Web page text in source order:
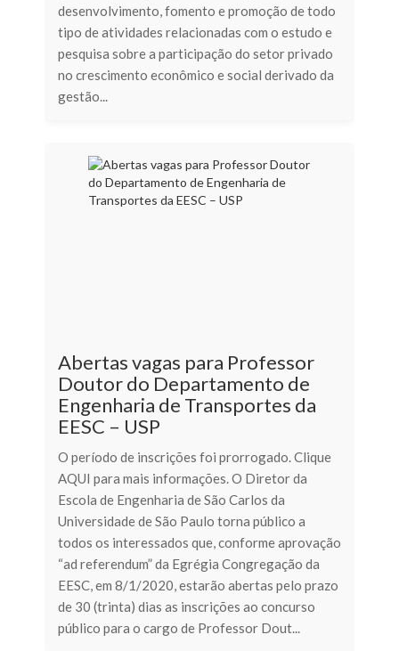
desenvolvimento, fomento e promoção de todo
tipo de atividades relacionadas com o estudo e
pesquisa sobre a participação do setor privado
no crescimento econômico e social derivado da
gestão...
Abertas vagas para Professor
Doutor do Departamento de
Engenharia de Transportes da
EESC – USP
O período de inscrições foi prorrogado. Clique
AQUI para mais informações. O Diretor da
Escola de Engenharia de São Carlos da
Universidade de São Paulo torna público a
todos os interessados que, conforme aprovação
“ad referendum” da Egrégia Congregação da
EESC, em 8/1/2020, estarão abertas pelo prazo
de 30 (trinta) dias as inscrições ao concurso
público para o cargo de Professor Dout...